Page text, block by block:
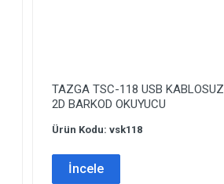
TAZGA TSC-118 USB KABLOSUZ
2D BARKOD OKUYUCU
Ürün Kodu: vsk118
İncele